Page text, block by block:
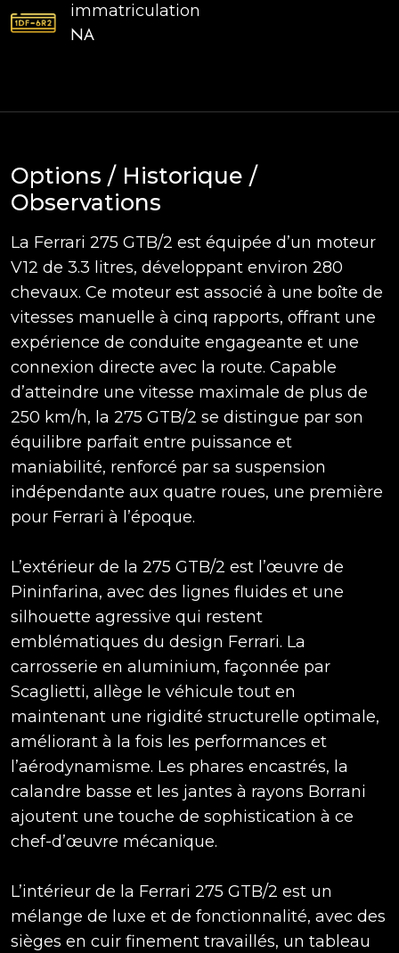
immatriculation
NA
Options / Historique /
Observations
La Ferrari 275 GTB/2 est équipée d’un moteur
V12 de 3.3 litres, développant environ 280
chevaux. Ce moteur est associé à une boîte de
vitesses manuelle à cinq rapports, offrant une
expérience de conduite engageante et une
connexion directe avec la route. Capable
d’atteindre une vitesse maximale de plus de
250 km/h, la 275 GTB/2 se distingue par son
équilibre parfait entre puissance et
maniabilité, renforcé par sa suspension
indépendante aux quatre roues, une première
pour Ferrari à l’époque.
L’extérieur de la 275 GTB/2 est l’œuvre de
Pininfarina, avec des lignes fluides et une
silhouette agressive qui restent
emblématiques du design Ferrari. La
carrosserie en aluminium, façonnée par
Scaglietti, allège le véhicule tout en
maintenant une rigidité structurelle optimale,
améliorant à la fois les performances et
l’aérodynamisme. Les phares encastrés, la
calandre basse et les jantes à rayons Borrani
ajoutent une touche de sophistication à ce
chef-d’œuvre mécanique.
L’intérieur de la Ferrari 275 GTB/2 est un
mélange de luxe et de fonctionnalité, avec des
sièges en cuir finement travaillés, un tableau